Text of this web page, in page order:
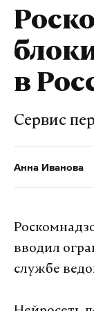
дронов и
передачи в
# дроны #
в
Сервис
Анна Иванова
вводил
службе